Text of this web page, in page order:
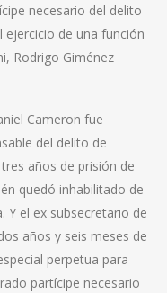
necesario del delito
ejercicio de una función
Rodrigo Giménez
Cameron fue
del delito de
años de prisión de
quedó inhabilitado de
Y el ex subsecretario de
años y seis meses de
perpetua para
partícipe necesario